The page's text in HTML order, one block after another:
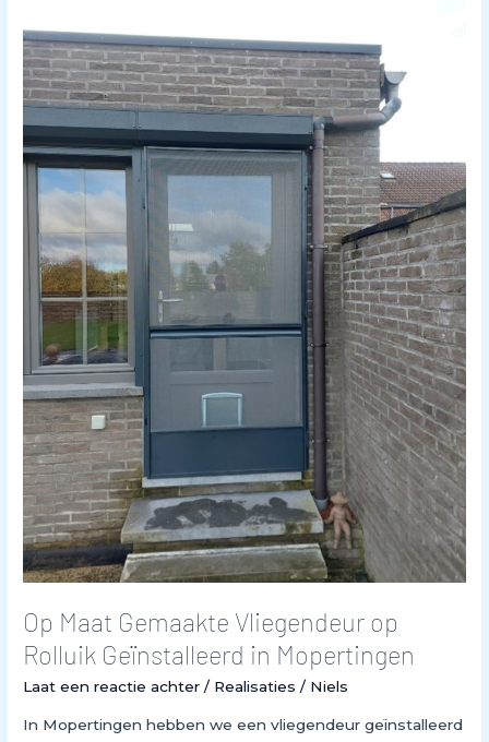
Op Maat Gemaakte Vliegendeur op
Rolluik Geïnstalleerd in Mopertingen
Laat een reactie achter / Realisaties / Niels
In Mopertingen hebben we een vliegendeur geïnstalleerd
Maat
Gemaakte
Vliegendeur
op
Rolluik
Geïnstalleerd
Mopertingen